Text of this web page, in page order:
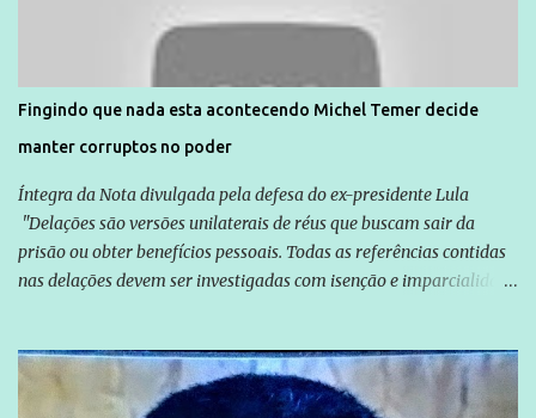
são vítimas de violência, estão em situação de risco ou têm seus
direitos violados. Leia mais: Anistia Internacional cobra do Brasil
solução do caso Amarildo - Terra Brasil
Fingindo que nada esta acontecendo Michel Temer decide
manter corruptos no poder
Íntegra da Nota divulgada pela defesa do ex-presidente Lula
"Delações são versões unilaterais de réus que buscam sair da
prisão ou obter benefícios pessoais. Todas as referências contidas
nas delações devem ser investigadas com isenção e imparcialidade
Globo manteve com o Grupo Odebrecht, citada na delação de
Emílio Odebrecht. Lula sempre atuou para promover o Brasil no